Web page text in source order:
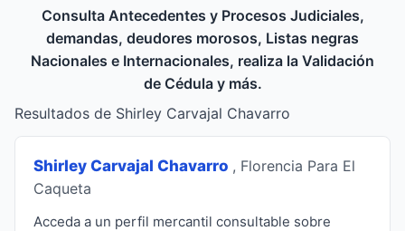
Consulta Antecedentes y Procesos Judiciales,
demandas, deudores morosos, Listas negras
Nacionales e Internacionales, realiza la Validación
de Cédula y más.
Resultados de Shirley Carvajal Chavarro
Shirley Carvajal Chavarro , Florencia Para El
Caqueta
Acceda a un perfil mercantil consultable sobre